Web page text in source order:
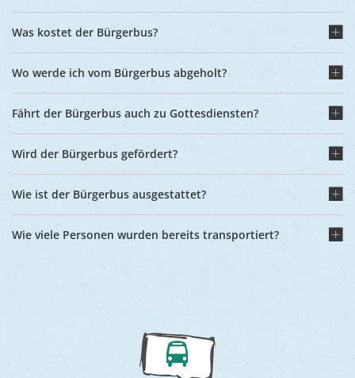
Was kostet der Bürgerbus?
Wo werde ich vom Bürgerbus abgeholt?
Fährt der Bürgerbus auch zu Gottesdiensten?
Wird der Bürgerbus gefördert?
Wie ist der Bürgerbus ausgestattet?
Wie viele Personen wurden bereits transportiert?